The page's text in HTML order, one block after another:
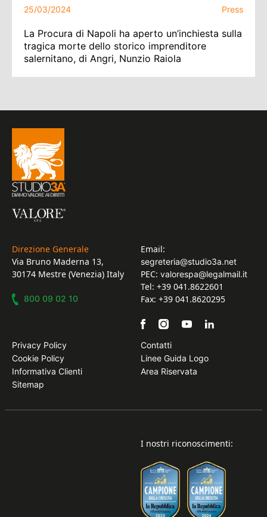
25/03/2024 Press
La Procura di Napoli ha aperto un’inchiesta sulla
tragica morte dello storico imprenditore
salernitano, di Angri, Nunzio Raiola
Direzione Generale
Via Bruno Maderna 13,
30174 Mestre (Venezia) Italy
800 09 02 10
Email:
segreteria@studio3a.net
PEC: valorespa@legalmail.it
Tel: +39 041.8622601
Fax: +39 041.8620295
Privacy Policy
Cookie Policy
Informativa Clienti
Sitemap
Contatti
Linee Guida Logo
Area Riservata
I nostri riconoscimenti: